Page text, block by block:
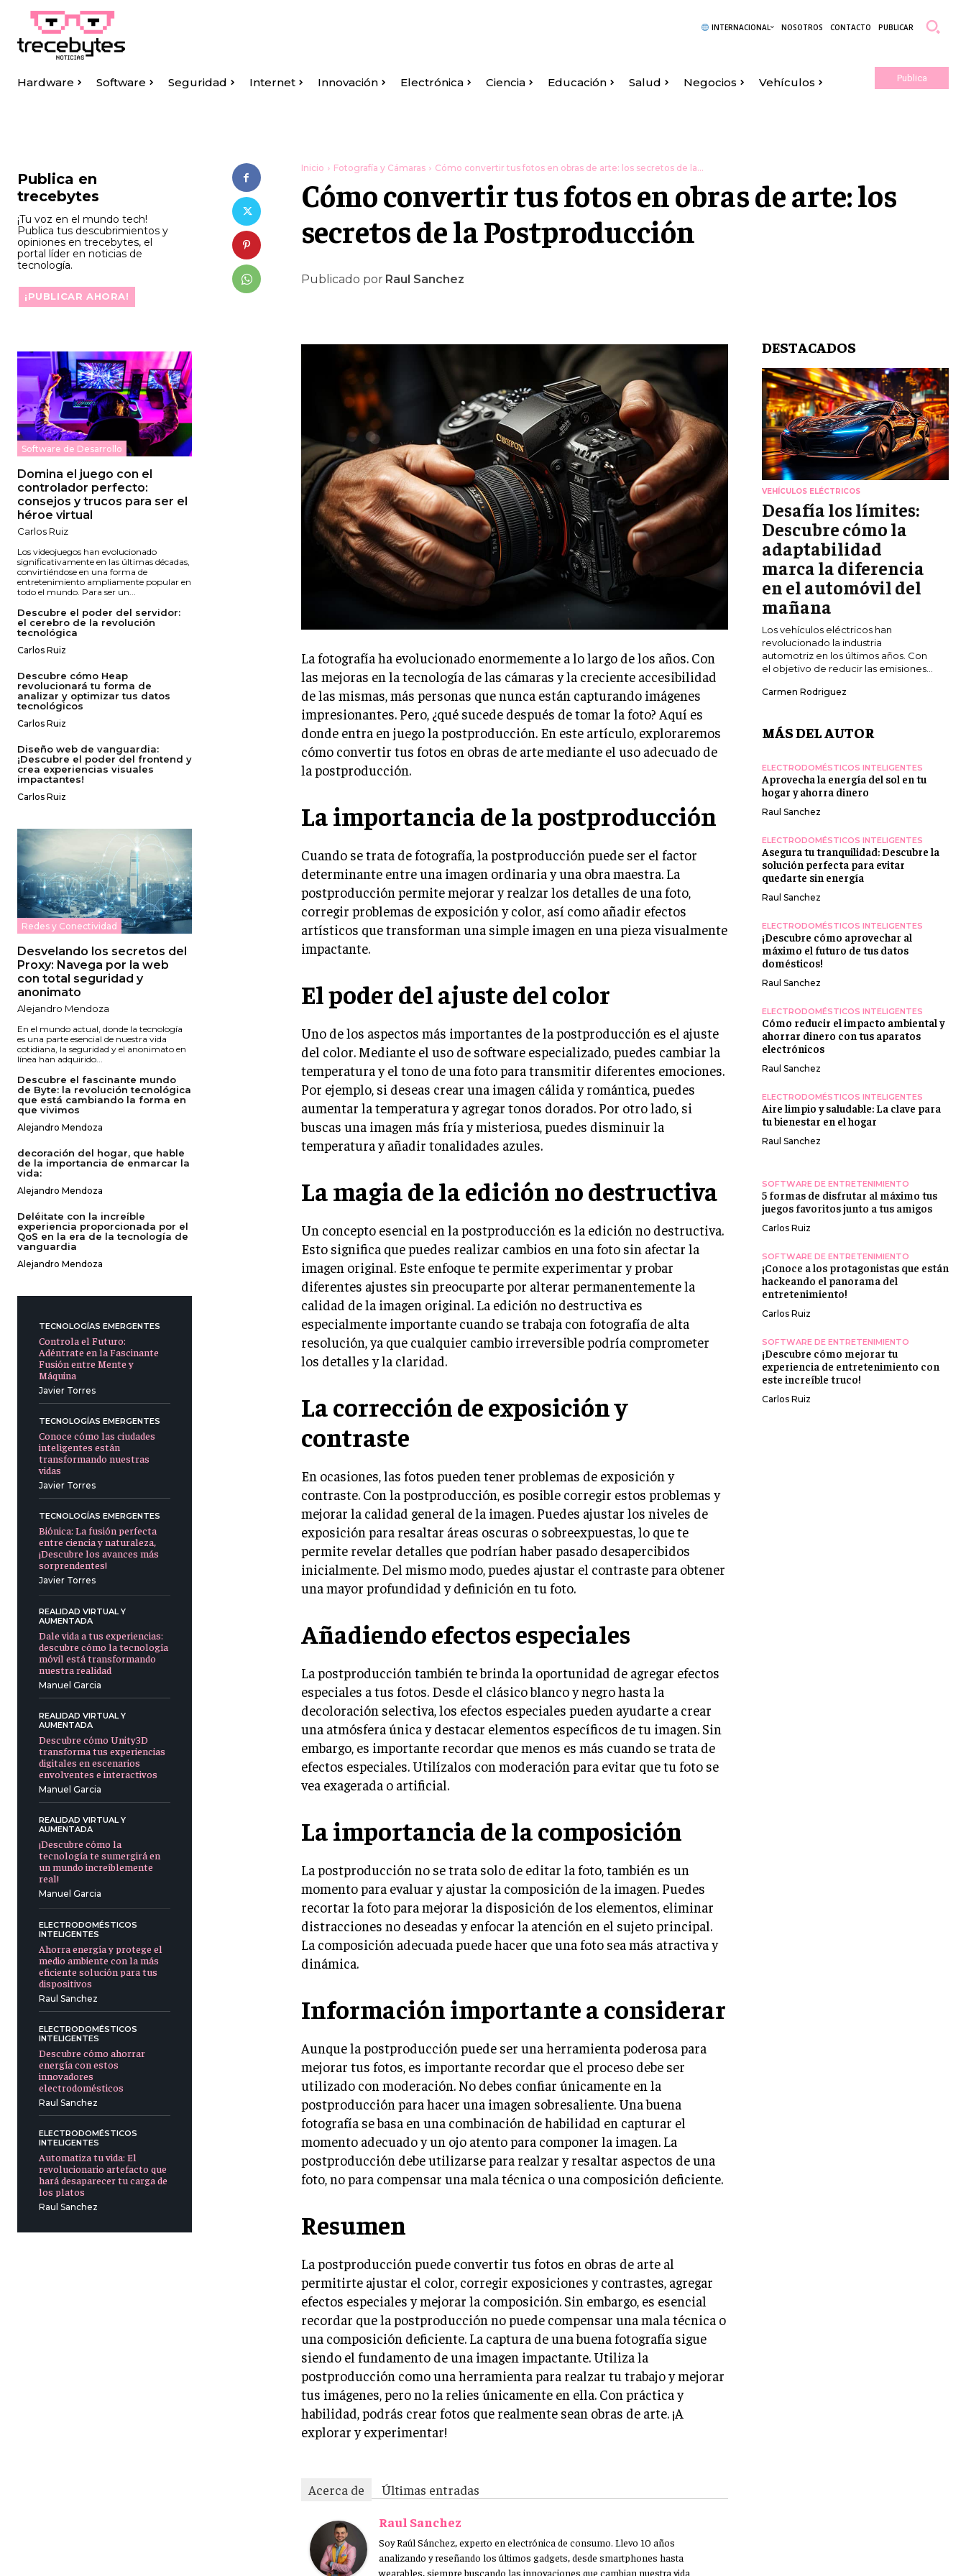
INTERNACIONAL NOSOTROS CONTACTO PUBLICAR
Hardware Software Seguridad Internet Innovación Electrónica Ciencia Educación Salud Negocios Vehículos Publica
Publica en
trecebytes
¡Tu voz en el mundo tech!
Publica tus descubrimientos y
opiniones en trecebytes, el
portal líder en noticias de
tecnología.
¡PUBLICAR AHORA!
Software de Desarrollo
Domina el juego con el
controlador perfecto:
consejos y trucos para ser el
héroe virtual
Carlos Ruiz
Los videojuegos han evolucionado
significativamente en las últimas décadas,
convirtiéndose en una forma de
entretenimiento ampliamente popular en
todo el mundo. Para ser un...
Descubre el poder del servidor:
el cerebro de la revolución
tecnológica
Carlos Ruiz
Descubre cómo Heap
revolucionará tu forma de
analizar y optimizar tus datos
tecnológicos
Carlos Ruiz
Diseño web de vanguardia:
¡Descubre el poder del frontend y
crea experiencias visuales
impactantes!
Carlos Ruiz
Redes y Conectividad
Desvelando los secretos del
Proxy: Navega por la web
con total seguridad y
anonimato
Alejandro Mendoza
En el mundo actual, donde la tecnología
es una parte esencial de nuestra vida
cotidiana, la seguridad y el anonimato en
línea han adquirido...
Descubre el fascinante mundo
de Byte: la revolución tecnológica
que está cambiando la forma en
que vivimos
Alejandro Mendoza
decoración del hogar, que hable
de la importancia de enmarcar la
vida:
Alejandro Mendoza
Deléitate con la increíble
experiencia proporcionada por el
QoS en la era de la tecnología de
vanguardia
Alejandro Mendoza
TECNOLOGÍAS EMERGENTES
Controla el Futuro:
Adéntrate en la Fascinante
Fusión entre Mente y
Máquina
Javier Torres
TECNOLOGÍAS EMERGENTES
Conoce cómo las ciudades
inteligentes están
transformando nuestras
vidas
Javier Torres
TECNOLOGÍAS EMERGENTES
Biónica: La fusión perfecta
entre ciencia y naturaleza,
¡Descubre los avances más
sorprendentes!
Javier Torres
REALIDAD VIRTUAL Y
AUMENTADA
Dale vida a tus experiencias:
descubre cómo la tecnología
móvil está transformando
nuestra realidad
Manuel Garcia
REALIDAD VIRTUAL Y
AUMENTADA
Descubre cómo Unity3D
transforma tus experiencias
digitales en escenarios
envolventes e interactivos
Manuel Garcia
REALIDAD VIRTUAL Y
AUMENTADA
¡Descubre cómo la
tecnología te sumergirá en
un mundo increíblemente
real!
Manuel Garcia
ELECTRODOMÉSTICOS
INTELIGENTES
Ahorra energía y protege el
medio ambiente con la más
eficiente solución para tus
dispositivos
Raul Sanchez
ELECTRODOMÉSTICOS
INTELIGENTES
Descubre cómo ahorrar
energía con estos
innovadores
electrodomésticos
Raul Sanchez
ELECTRODOMÉSTICOS
INTELIGENTES
Automatiza tu vida: El
revolucionario artefacto que
hará desaparecer tu carga de
los platos
Raul Sanchez
Inicio Fotografía y Cámaras Cómo convertir tus fotos en obras de arte: los secretos de la...
Cómo convertir tus fotos en obras de arte: los
secretos de la Postproducción
Publicado por Raul Sanchez
La fotografía ha evolucionado enormemente a lo largo de los años. Con
las mejoras en la tecnología de las cámaras y la creciente accesibilidad
de las mismas, más personas que nunca están capturando imágenes
impresionantes. Pero, ¿qué sucede después de tomar la foto? Aquí es
donde entra en juego la postproducción. En este artículo, exploraremos
cómo convertir tus fotos en obras de arte mediante el uso adecuado de
la postproducción.
La importancia de la postproducción
Cuando se trata de fotografía, la postproducción puede ser el factor
determinante entre una imagen ordinaria y una obra maestra. La
postproducción permite mejorar y realzar los detalles de una foto,
corregir problemas de exposición y color, así como añadir efectos
artísticos que transforman una simple imagen en una pieza visualmente
impactante.
El poder del ajuste del color
Uno de los aspectos más importantes de la postproducción es el ajuste
del color. Mediante el uso de software especializado, puedes cambiar la
temperatura y el tono de una foto para transmitir diferentes emociones.
Por ejemplo, si deseas crear una imagen cálida y romántica, puedes
aumentar la temperatura y agregar tonos dorados. Por otro lado, si
buscas una imagen más fría y misteriosa, puedes disminuir la
temperatura y añadir tonalidades azules.
La magia de la edición no destructiva
Un concepto esencial en la postproducción es la edición no destructiva.
Esto significa que puedes realizar cambios en una foto sin afectar la
imagen original. Este enfoque te permite experimentar y probar
diferentes ajustes sin preocuparte por alterar permanentemente la
calidad de la imagen original. La edición no destructiva es
especialmente importante cuando se trabaja con fotografía de alta
resolución, ya que cualquier cambio irreversible podría comprometer
los detalles y la claridad.
La corrección de exposición y
contraste
En ocasiones, las fotos pueden tener problemas de exposición y
contraste. Con la postproducción, es posible corregir estos problemas y
mejorar la calidad general de la imagen. Puedes ajustar los niveles de
exposición para resaltar áreas oscuras o sobreexpuestas, lo que te
permite revelar detalles que podrían haber pasado desapercibidos
inicialmente. Del mismo modo, puedes ajustar el contraste para obtener
una mayor profundidad y definición en tu foto.
Añadiendo efectos especiales
La postproducción también te brinda la oportunidad de agregar efectos
especiales a tus fotos. Desde el clásico blanco y negro hasta la
decoloración selectiva, los efectos especiales pueden ayudarte a crear
una atmósfera única y destacar elementos específicos de tu imagen. Sin
embargo, es importante recordar que menos es más cuando se trata de
efectos especiales. Utilízalos con moderación para evitar que tu foto se
vea exagerada o artificial.
La importancia de la composición
La postproducción no se trata solo de editar la foto, también es un
momento para evaluar y ajustar la composición de la imagen. Puedes
recortar la foto para mejorar la disposición de los elementos, eliminar
distracciones no deseadas y enfocar la atención en el sujeto principal.
La composición adecuada puede hacer que una foto sea más atractiva y
dinámica.
Información importante a considerar
Aunque la postproducción puede ser una herramienta poderosa para
mejorar tus fotos, es importante recordar que el proceso debe ser
utilizado con moderación. No debes confiar únicamente en la
postproducción para hacer una imagen sobresaliente. Una buena
fotografía se basa en una combinación de habilidad en capturar el
momento adecuado y un ojo atento para componer la imagen. La
postproducción debe utilizarse para realzar y resaltar aspectos de una
foto, no para compensar una mala técnica o una composición deficiente.
Resumen
La postproducción puede convertir tus fotos en obras de arte al
permitirte ajustar el color, corregir exposiciones y contrastes, agregar
efectos especiales y mejorar la composición. Sin embargo, es esencial
recordar que la postproducción no puede compensar una mala técnica o
una composición deficiente. La captura de una buena fotografía sigue
siendo el fundamento de una imagen impactante. Utiliza la
postproducción como una herramienta para realzar tu trabajo y mejorar
tus imágenes, pero no la relies únicamente en ella. Con práctica y
habilidad, podrás crear fotos que realmente sean obras de arte. ¡A
explorar y experimentar!
Acerca de
Últimas entradas
Raul Sanchez
Soy Raúl Sánchez, experto en electrónica de consumo. Llevo 10 años
analizando y reseñando los últimos gadgets, desde smartphones hasta
wearables, siempre buscando las innovaciones que cambian nuestra vida
DESTACADOS
VEHÍCULOS ELÉCTRICOS
Desafía los límites:
Descubre cómo la
adaptabilidad
marca la diferencia
en el automóvil del
mañana
Los vehículos eléctricos han
revolucionado la industria
automotriz en los últimos años. Con
el objetivo de reducir las emisiones...
Carmen Rodriguez
MÁS DEL AUTOR
ELECTRODOMÉSTICOS INTELIGENTES
Aprovecha la energía del sol en tu
hogar y ahorra dinero
Raul Sanchez
ELECTRODOMÉSTICOS INTELIGENTES
Asegura tu tranquilidad: Descubre la
solución perfecta para evitar
quedarte sin energía
Raul Sanchez
ELECTRODOMÉSTICOS INTELIGENTES
¡Descubre cómo aprovechar al
máximo el futuro de tus datos
domésticos!
Raul Sanchez
ELECTRODOMÉSTICOS INTELIGENTES
Cómo reducir el impacto ambiental y
ahorrar dinero con tus aparatos
electrónicos
Raul Sanchez
ELECTRODOMÉSTICOS INTELIGENTES
Aire limpio y saludable: La clave para
tu bienestar en el hogar
Raul Sanchez
SOFTWARE DE ENTRETENIMIENTO
5 formas de disfrutar al máximo tus
juegos favoritos junto a tus amigos
Carlos Ruiz
SOFTWARE DE ENTRETENIMIENTO
¡Conoce a los protagonistas que están
hackeando el panorama del
entretenimiento!
Carlos Ruiz
SOFTWARE DE ENTRETENIMIENTO
¡Descubre cómo mejorar tu
experiencia de entretenimiento con
este increíble truco!
Carlos Ruiz